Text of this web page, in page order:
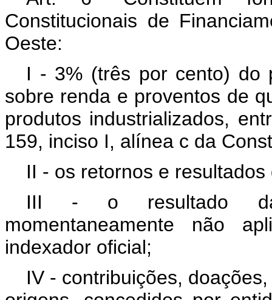
Constitucionais de
Oeste:
I - 3% (três por cento) do
sobre renda e proventos de
produtos industrializados,
159, inciso I, alínea c da
II - os retornos e
III - o resultado da
momentaneamente não
indexador oficial;
IV - contribuições,